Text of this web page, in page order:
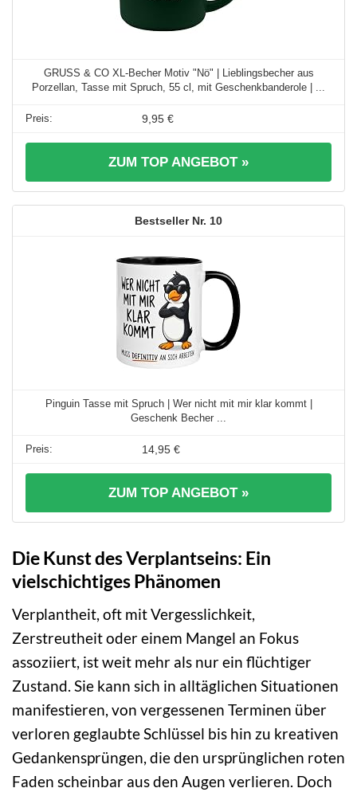
GRUSS & CO XL-Becher Motiv "Nö" | Lieblingsbecher aus
Porzellan, Tasse mit Spruch, 55 cl, mit Geschenkbanderole | ...
9,95 €
ZUM TOP ANGEBOT »
10
Pinguin Tasse mit Spruch | Wer nicht mit mir klar kommt |
Geschenk Becher ...
14,95 €
ZUM TOP ANGEBOT »
Die Kunst des Verplantseins: Ein
vielschichtiges Phänomen
Verplantheit, oft mit Vergesslichkeit,
Zerstreutheit oder einem Mangel an Fokus
assoziiert, ist weit mehr als nur ein flüchtiger
Zustand. Sie kann sich in alltäglichen Situationen
manifestieren, von vergessenen Terminen über
verloren geglaubte Schlüssel bis hin zu kreativen
Gedankensprüngen, die den ursprünglichen roten
Faden scheinbar aus den Augen verlieren. Doch